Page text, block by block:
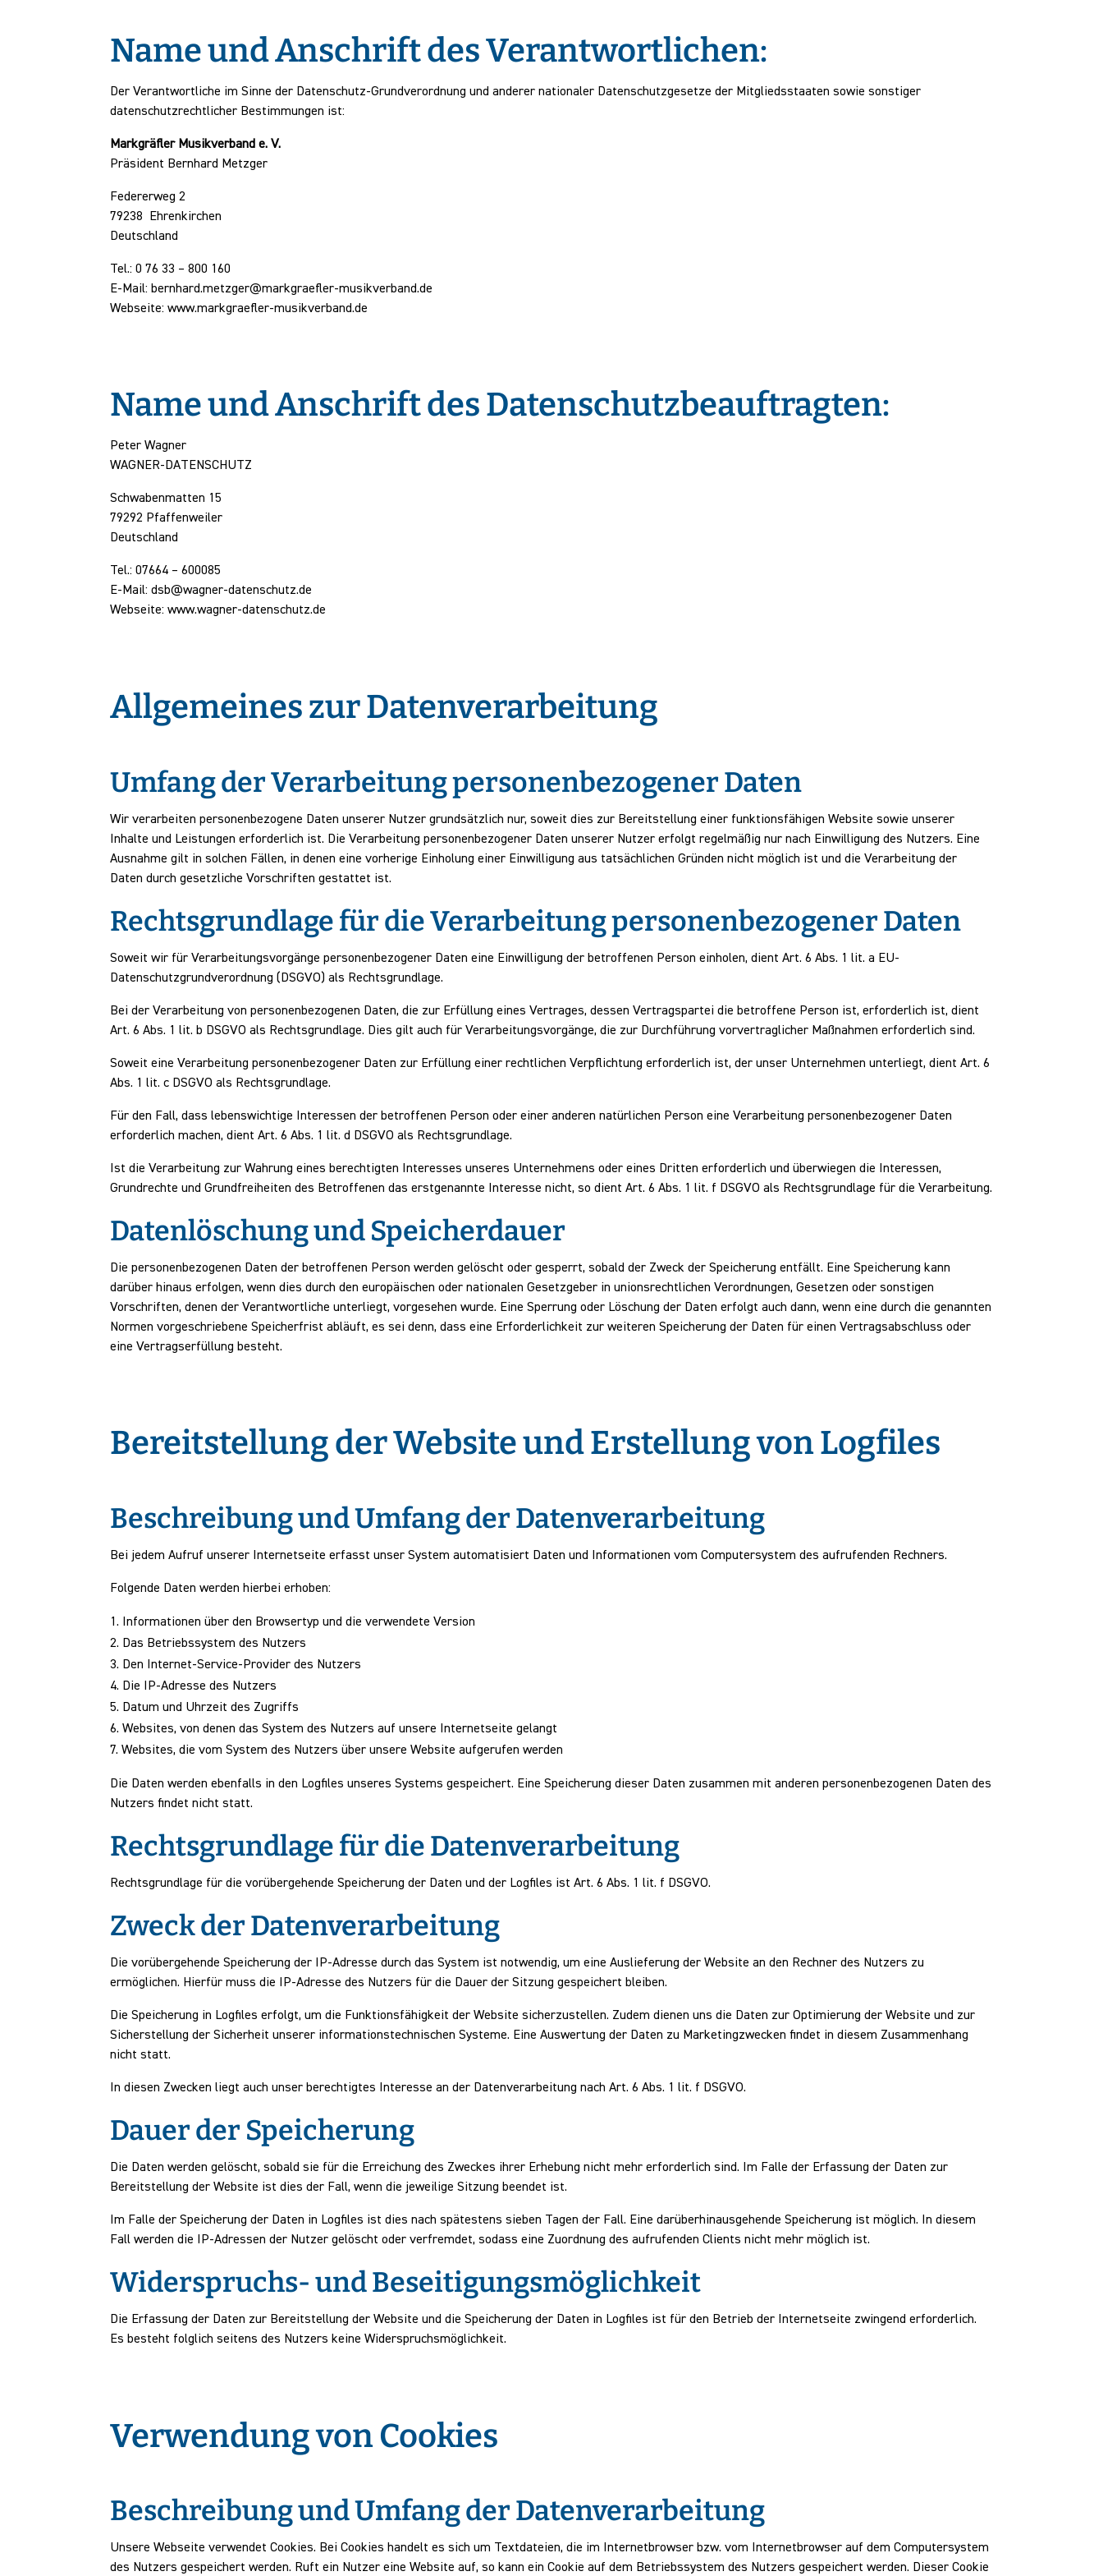
Name und Anschrift des Verantwortlichen:
Der Verantwortliche im Sinne der Datenschutz-Grundverordnung und anderer nationaler Datenschutzgesetze der Mitgliedsstaaten sowie sonstiger
datenschutzrechtlicher Bestimmungen ist:
Markgräfler Musikverband e. V.
Präsident Bernhard Metzger
Federerweg 2
79238 Ehrenkirchen
Deutschland
Tel.: 0 76 33 – 800 160
E-Mail: bernhard.metzger@markgraefler-musikverband.de
Webseite: www.markgraefler-musikverband.de
Name und Anschrift des Datenschutzbeauftragten:
Peter Wagner
WAGNER-DATENSCHUTZ
Schwabenmatten 15
79292 Pfaffenweiler
Deutschland
Tel.: 07664 – 600085
E-Mail: dsb@wagner-datenschutz.de
Webseite: www.wagner-datenschutz.de
Allgemeines zur Datenverarbeitung
Umfang der Verarbeitung personenbezogener Daten
Wir verarbeiten personenbezogene Daten unserer Nutzer grundsätzlich nur, soweit dies zur Bereitstellung einer funktionsfähigen Website sowie unserer
Inhalte und Leistungen erforderlich ist. Die Verarbeitung personenbezogener Daten unserer Nutzer erfolgt regelmäßig nur nach Einwilligung des Nutzers. Eine
Ausnahme gilt in solchen Fällen, in denen eine vorherige Einholung einer Einwilligung aus tatsächlichen Gründen nicht möglich ist und die Verarbeitung der
Daten durch gesetzliche Vorschriften gestattet ist.
Rechtsgrundlage für die Verarbeitung personenbezogener Daten
Soweit wir für Verarbeitungsvorgänge personenbezogener Daten eine Einwilligung der betroffenen Person einholen, dient Art. 6 Abs. 1 lit. a EU-
Datenschutzgrundverordnung (DSGVO) als Rechtsgrundlage.
Bei der Verarbeitung von personenbezogenen Daten, die zur Erfüllung eines Vertrages, dessen Vertragspartei die betroffene Person ist, erforderlich ist, dient
Art. 6 Abs. 1 lit. b DSGVO als Rechtsgrundlage. Dies gilt auch für Verarbeitungsvorgänge, die zur Durchführung vorvertraglicher Maßnahmen erforderlich sind.
Soweit eine Verarbeitung personenbezogener Daten zur Erfüllung einer rechtlichen Verpflichtung erforderlich ist, der unser Unternehmen unterliegt, dient Art. 6
Abs. 1 lit. c DSGVO als Rechtsgrundlage.
Für den Fall, dass lebenswichtige Interessen der betroffenen Person oder einer anderen natürlichen Person eine Verarbeitung personenbezogener Daten
erforderlich machen, dient Art. 6 Abs. 1 lit. d DSGVO als Rechtsgrundlage.
Ist die Verarbeitung zur Wahrung eines berechtigten Interesses unseres Unternehmens oder eines Dritten erforderlich und überwiegen die Interessen,
Grundrechte und Grundfreiheiten des Betroffenen das erstgenannte Interesse nicht, so dient Art. 6 Abs. 1 lit. f DSGVO als Rechtsgrundlage für die Verarbeitung.
Datenlöschung und Speicherdauer
Die personenbezogenen Daten der betroffenen Person werden gelöscht oder gesperrt, sobald der Zweck der Speicherung entfällt. Eine Speicherung kann
darüber hinaus erfolgen, wenn dies durch den europäischen oder nationalen Gesetzgeber in unionsrechtlichen Verordnungen, Gesetzen oder sonstigen
Vorschriften, denen der Verantwortliche unterliegt, vorgesehen wurde. Eine Sperrung oder Löschung der Daten erfolgt auch dann, wenn eine durch die genannten
Normen vorgeschriebene Speicherfrist abläuft, es sei denn, dass eine Erforderlichkeit zur weiteren Speicherung der Daten für einen Vertragsabschluss oder
eine Vertragserfüllung besteht.
Bereitstellung der Website und Erstellung von Logfiles
Beschreibung und Umfang der Datenverarbeitung
Bei jedem Aufruf unserer Internetseite erfasst unser System automatisiert Daten und Informationen vom Computersystem des aufrufenden Rechners.
Folgende Daten werden hierbei erhoben:
Informationen über den Browsertyp und die verwendete Version
Das Betriebssystem des Nutzers
Den Internet-Service-Provider des Nutzers
Die IP-Adresse des Nutzers
Datum und Uhrzeit des Zugriffs
Websites, von denen das System des Nutzers auf unsere Internetseite gelangt
Websites, die vom System des Nutzers über unsere Website aufgerufen werden
Die Daten werden ebenfalls in den Logfiles unseres Systems gespeichert. Eine Speicherung dieser Daten zusammen mit anderen personenbezogenen Daten des
Nutzers findet nicht statt.
Rechtsgrundlage für die Datenverarbeitung
Rechtsgrundlage für die vorübergehende Speicherung der Daten und der Logfiles ist Art. 6 Abs. 1 lit. f DSGVO.
Zweck der Datenverarbeitung
Die vorübergehende Speicherung der IP-Adresse durch das System ist notwendig, um eine Auslieferung der Website an den Rechner des Nutzers zu
ermöglichen. Hierfür muss die IP-Adresse des Nutzers für die Dauer der Sitzung gespeichert bleiben.
Die Speicherung in Logfiles erfolgt, um die Funktionsfähigkeit der Website sicherzustellen. Zudem dienen uns die Daten zur Optimierung der Website und zur
Sicherstellung der Sicherheit unserer informationstechnischen Systeme. Eine Auswertung der Daten zu Marketingzwecken findet in diesem Zusammenhang
nicht statt.
In diesen Zwecken liegt auch unser berechtigtes Interesse an der Datenverarbeitung nach Art. 6 Abs. 1 lit. f DSGVO.
Dauer der Speicherung
Die Daten werden gelöscht, sobald sie für die Erreichung des Zweckes ihrer Erhebung nicht mehr erforderlich sind. Im Falle der Erfassung der Daten zur
Bereitstellung der Website ist dies der Fall, wenn die jeweilige Sitzung beendet ist.
Im Falle der Speicherung der Daten in Logfiles ist dies nach spätestens sieben Tagen der Fall. Eine darüberhinausgehende Speicherung ist möglich. In diesem
Fall werden die IP-Adressen der Nutzer gelöscht oder verfremdet, sodass eine Zuordnung des aufrufenden Clients nicht mehr möglich ist.
Widerspruchs- und Beseitigungsmöglichkeit
Die Erfassung der Daten zur Bereitstellung der Website und die Speicherung der Daten in Logfiles ist für den Betrieb der Internetseite zwingend erforderlich.
Es besteht folglich seitens des Nutzers keine Widerspruchsmöglichkeit.
Verwendung von Cookies
Beschreibung und Umfang der Datenverarbeitung
Unsere Webseite verwendet Cookies. Bei Cookies handelt es sich um Textdateien, die im Internetbrowser bzw. vom Internetbrowser auf dem Computersystem
des Nutzers gespeichert werden. Ruft ein Nutzer eine Website auf, so kann ein Cookie auf dem Betriebssystem des Nutzers gespeichert werden. Dieser Cookie